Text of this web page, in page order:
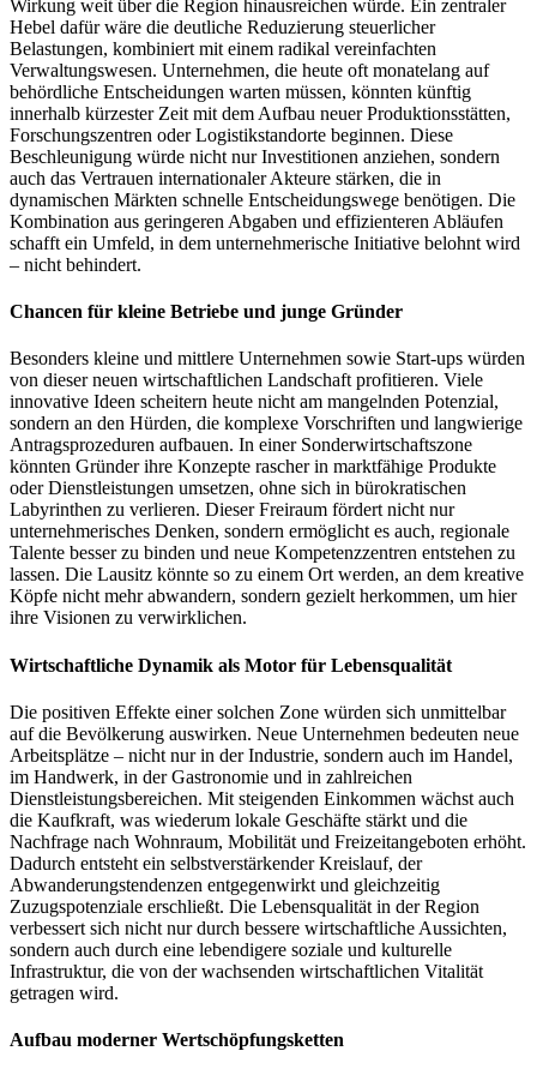
Wirkung weit über die Region hinausreichen würde. Ein zentraler
Hebel dafür wäre die deutliche Reduzierung steuerlicher
Belastungen, kombiniert mit einem radikal vereinfachten
Verwaltungswesen. Unternehmen, die heute oft monatelang auf
behördliche Entscheidungen warten müssen, könnten künftig
innerhalb kürzester Zeit mit dem Aufbau neuer Produktionsstätten,
Forschungszentren oder Logistikstandorte beginnen. Diese
Beschleunigung würde nicht nur Investitionen anziehen, sondern
auch das Vertrauen internationaler Akteure stärken, die in
dynamischen Märkten schnelle Entscheidungswege benötigen. Die
Kombination aus geringeren Abgaben und effizienteren Abläufen
schafft ein Umfeld, in dem unternehmerische Initiative belohnt wird
– nicht behindert.
Chancen für kleine Betriebe und junge Gründer
Besonders kleine und mittlere Unternehmen sowie Start-ups würden
von dieser neuen wirtschaftlichen Landschaft profitieren. Viele
innovative Ideen scheitern heute nicht am mangelnden Potenzial,
sondern an den Hürden, die komplexe Vorschriften und langwierige
Antragsprozeduren aufbauen. In einer Sonderwirtschaftszone
könnten Gründer ihre Konzepte rascher in marktfähige Produkte
oder Dienstleistungen umsetzen, ohne sich in bürokratischen
Labyrinthen zu verlieren. Dieser Freiraum fördert nicht nur
unternehmerisches Denken, sondern ermöglicht es auch, regionale
Talente besser zu binden und neue Kompetenzzentren entstehen zu
lassen. Die Lausitz könnte so zu einem Ort werden, an dem kreative
Köpfe nicht mehr abwandern, sondern gezielt herkommen, um hier
ihre Visionen zu verwirklichen.
Wirtschaftliche Dynamik als Motor für Lebensqualität
Die positiven Effekte einer solchen Zone würden sich unmittelbar
auf die Bevölkerung auswirken. Neue Unternehmen bedeuten neue
Arbeitsplätze – nicht nur in der Industrie, sondern auch im Handel,
im Handwerk, in der Gastronomie und in zahlreichen
Dienstleistungsbereichen. Mit steigenden Einkommen wächst auch
die Kaufkraft, was wiederum lokale Geschäfte stärkt und die
Nachfrage nach Wohnraum, Mobilität und Freizeitangeboten erhöht.
Dadurch entsteht ein selbstverstärkender Kreislauf, der
Abwanderungstendenzen entgegenwirkt und gleichzeitig
Zuzugspotenziale erschließt. Die Lebensqualität in der Region
verbessert sich nicht nur durch bessere wirtschaftliche Aussichten,
sondern auch durch eine lebendigere soziale und kulturelle
Infrastruktur, die von der wachsenden wirtschaftlichen Vitalität
getragen wird.
Aufbau moderner Wertschöpfungsketten